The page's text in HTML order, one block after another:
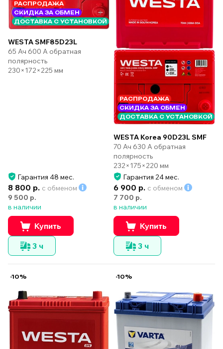
РАСПРОДАЖА
СКИДКА ЗА ОБМЕН
ДОСТАВКА С УСТАНОВКОЙ
WESTA SMF85D23L
65 Ач 600 А обратная
полярность
230×172×225 мм
Гарантия 48 мес.
8 800 р. с обменом
9 500 р.
в наличии
Купить
3 ч
РАСПРОДАЖА
СКИДКА ЗА ОБМЕН
ДОСТАВКА С УСТАНОВКОЙ
WESTA Korea 90D23L SMF
70 Ач 630 А обратная
полярность
232×175×220 мм
Гарантия 24 мес.
6 900 р. с обменом
7 700 р.
в наличии
Купить
3 ч
-10% -10%